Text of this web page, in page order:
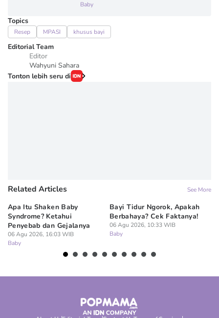
Baby
Topics
Resep MPASI khusus bayi
Editorial Team
Editor
Wahyuni Sahara
Tonton lebih seru di
Related Articles See More
Apa Itu Shaken Baby
Syndrome? Ketahui
Penyebab dan Gejalanya
06 Agu 2026, 16:03 WIB
Baby
Bayi Tidur Ngorok, Apakah
Berbahaya? Cek Faktanya!
06 Agu 2026, 10:33 WIB
Baby